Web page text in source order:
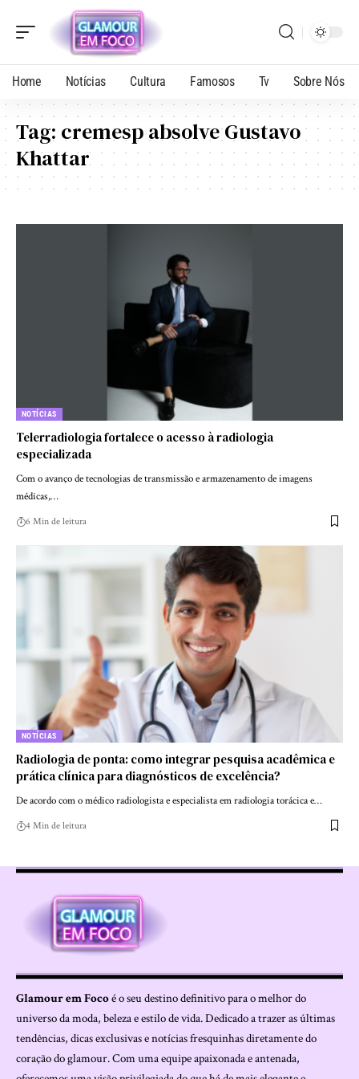
Home Notícias Cultura Famosos Tv Sobre Nós
Tag: cremesp absolve Gustavo
Khattar
NOTÍCIAS
Telerradiologia fortalece o acesso à radiologia
especializada
Com o avanço de tecnologias de transmissão e armazenamento de imagens
médicas,…
6 Min de leitura
NOTÍCIAS
Radiologia de ponta: como integrar pesquisa acadêmica e
prática clínica para diagnósticos de excelência?
De acordo com o médico radiologista e especialista em radiologia torácica e…
4 Min de leitura
Glamour em Focoé o seu destino definitivo para o melhor do
universo da moda, beleza e estilo de vida. Dedicado a trazer as últimas
tendências, dicas exclusivas e notícias fresquinhas diretamente do
coração do glamour. Com uma equipe apaixonada e antenada,